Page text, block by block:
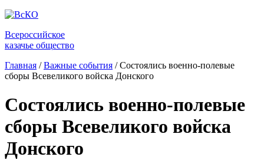
Всероссийское
казачье общество
Главная / Важные события / Состоялись военно-полевые
сборы Всевеликого войска Донского
Состоялись военно-полевые
сборы Всевеликого войска
Донского